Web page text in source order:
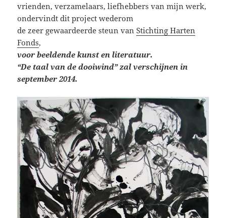
vrienden, verzamelaars, liefhebbers van mijn werk,
ondervindt dit project wederom
de zeer gewaardeerde steun vanStichting Harten
Fonds,
voor beeldende kunst en literatuur.
“De taal van de dooiwind” zal verschijnen in
september 2014.